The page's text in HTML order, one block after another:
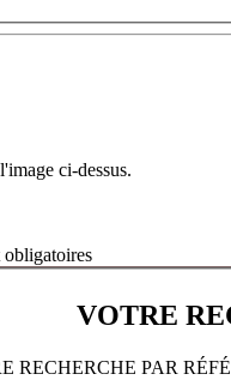
ci-dessus.
obligatoires
VOTRE
RECHERCHE PAR